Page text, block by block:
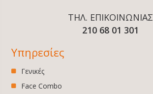
ΤΗΛ. ΕΠΙΚΟΙΝΩΝΙΑΣ
210 68 01 301
Υπηρεσίες
Γενικές
Face Combo